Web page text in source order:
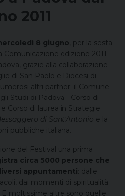
2011
8 giugno, per la sesta
Comunicazione edizione 2011
grazie alla collaborazione
di San Paolo e Diocesi di
altri partner: il Comune
Studi di Padova - Corso di
Corso di laurea in Strategie
di Sant'Antonio e la
pubbliche italiana.
del Festival una prima
circa 5000 persone che
appuntamenti : dalle
dai momenti di spiritualità
E moltissime altre sono quelle